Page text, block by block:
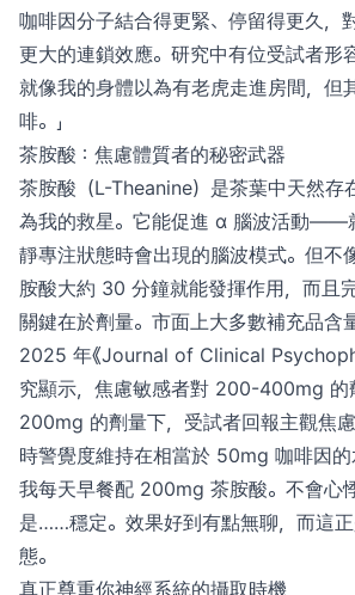
咖啡因分子結合得更緊、停留得更久，
更大的連鎖效應。研究中有位受試者形
就像我的身體以為有老虎走進房間，但
啡。」
茶胺酸：焦慮體質者的秘密武器
茶胺酸（L-Theanine）是茶葉中天然存
為我的救星。它能促進 α 腦波活動——
靜專注狀態時會出現的腦波模式。但不
胺酸大約 30 分鐘就能發揮作用，而且
關鍵在於劑量。市面上大多數補充品含
2025 年《Journal of Clinical
究顯示，焦慮敏感者對 200-400mg 的
200mg 的劑量下，受試者回報主觀焦
時警覺度維持在相當於 50mg 咖啡因的
我每天早餐配 200mg 茶胺酸。不會心
是……穩定。效果好到有點無聊，而這
態。
真正尊重你神經系統的攝取時機